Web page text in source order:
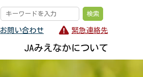
お問い合わせ 緊急連絡先
JAみえなかについて